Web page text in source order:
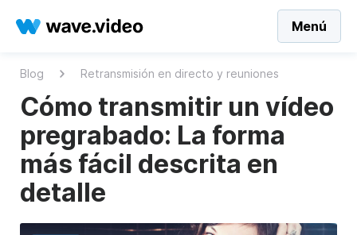
Menú
Blog Retransmisión en directo y reuniones
Cómo transmitir un vídeo
pregrabado: La forma
más fácil descrita en
detalle